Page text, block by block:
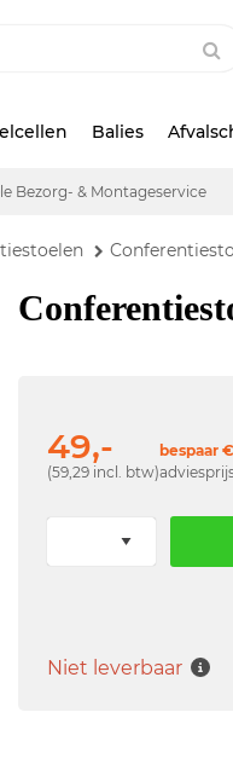
Balies
Bezorg- & Montageservice
49,-
(59,29 incl. btw)
bespaar
Niet leverbaar